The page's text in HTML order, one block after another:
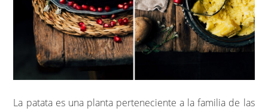
La patata es una planta perteneciente a la familia de las